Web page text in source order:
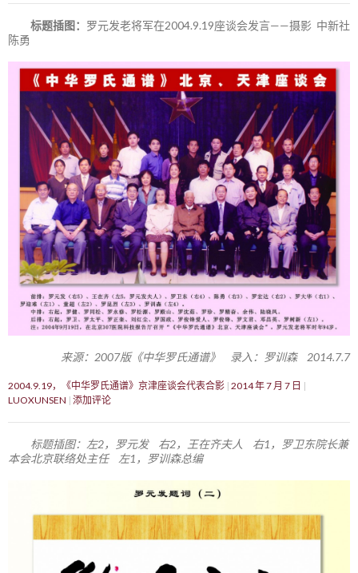
标题插图： 罗元发老将军在2004.9.19座谈会发言——摄影 中新社
陈勇
来源：2007版《中华罗氏通谱》 录入：罗训森 2014.7.7
2004.9.19，《中华罗氏通谱》京津座谈会代表合影 2014 年 7 月 7 日
LUOXUNSEN 添加评论
标题插图：左2，罗元发 右2，王在齐夫人 右1，罗卫东院长兼
本会北京联络处主任 左1，罗训森总编